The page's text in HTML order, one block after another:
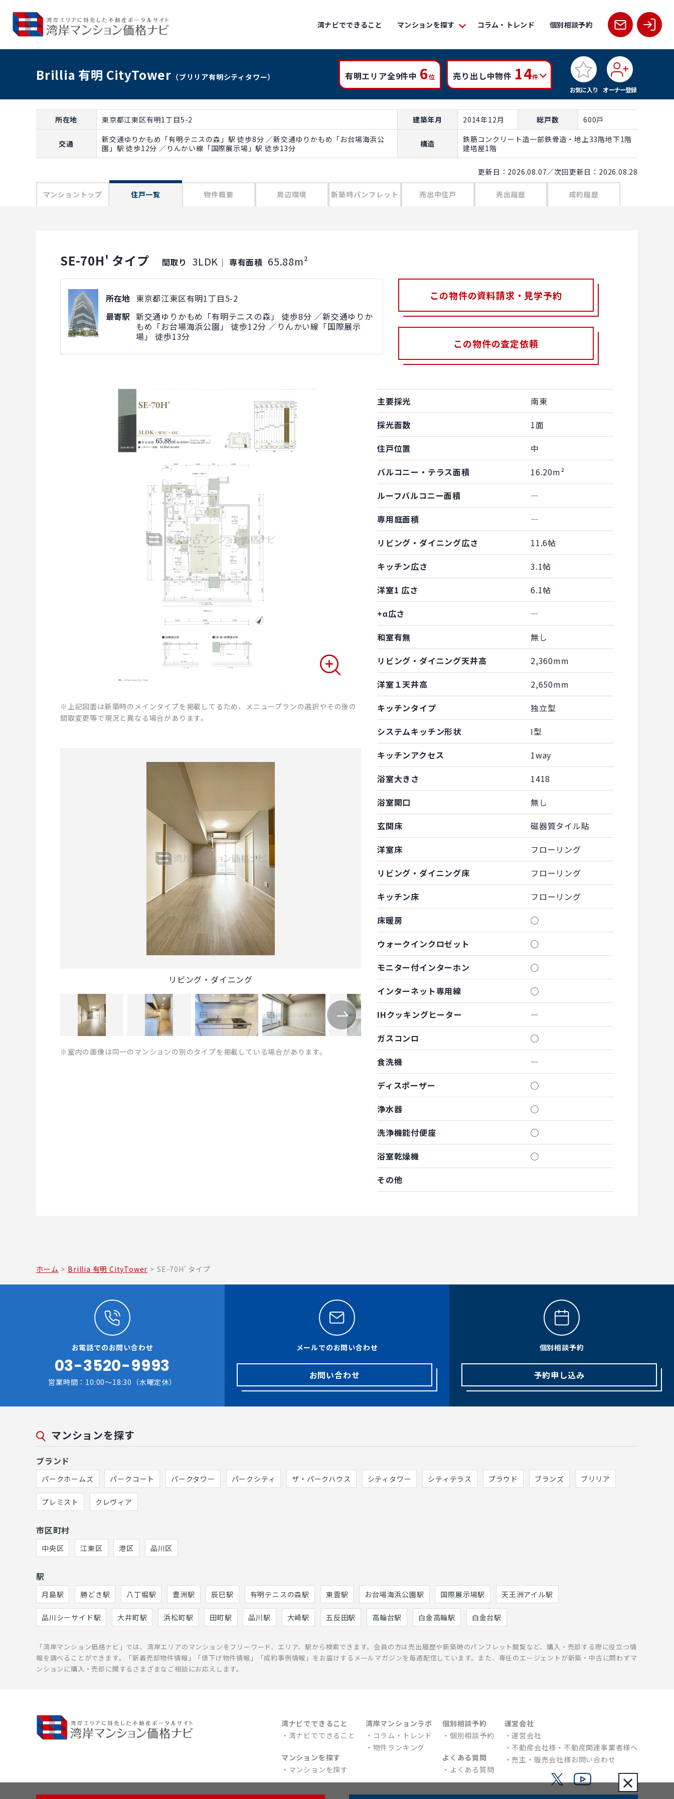
湾ナビでできること マンションを探す コラム・トレンド 個別相談予約
Brillia 有明 CityTower （ブリリア有明シティタワー） 有明エリア全9件中 6位 売り出し中物件 14件
お気に入り
オーナー登録
所在地 東京都江東区有明1丁目5-2 建築年月 2014年12月 総戸数 600戸
交通
新交通ゆりかもめ「有明テニスの森」駅 徒歩8分 ／新交通ゆりかもめ「お台場海浜公
園」駅 徒歩12分 ／りんかい線「国際展示場」駅 徒歩13分
構造
鉄筋コンクリート造一部鉄骨造・地上33階地下1階
建塔屋1階
更新日：2026.08.07／次回更新日：2026.08.28
マンショントップ 住戸一覧 物件概要 周辺環境 新築時パンフレット 売出中住戸 売出履歴 成約履歴
×
SE-70H' タイプ 間取り 3LDK ｜ 専有面積 65.88m²
所在地 東京都江東区有明1丁目5-2
最寄駅 新交通ゆりかもめ「有明テニスの森」 徒歩8分 ／新交通ゆりか
もめ「お台場海浜公園」 徒歩12分 ／りんかい線「国際展示
場」 徒歩13分
この物件の資料請求・見学予約
この物件の査定依頼
※上記図面は新築時のメインタイプを掲載してるため、メニュープランの選択やその後の
間取変更等で現況と異なる場合があります。
リビング・ダイニング
※室内の画像は同一のマンションの別のタイプを掲載している場合があります。
主要採光
南東
採光面数
1面
住戸位置
中
バルコニー・テラス面積
16.20m²
ルーフバルコニー面積
―
専用庭面積
―
リビング・ダイニング広さ
11.6帖
キッチン広さ
3.1帖
洋室1 広さ
6.1帖
+α広さ
―
和室有無
無し
リビング・ダイニング天井高
2,360mm
洋室１天井高
2,650mm
キッチンタイプ
独立型
システムキッチン形状
I型
キッチンアクセス
1way
浴室大きさ
1418
浴室開口
無し
玄関床
磁器質タイル貼
洋室床
フローリング
リビング・ダイニング床
フローリング
キッチン床
フローリング
床暖房
◯
ウォークインクロゼット
◯
モニター付インターホン
◯
インターネット専用線
◯
IHクッキングヒーター
―
ガスコンロ
◯
食洗機
―
ディスポーザー
◯
浄水器
◯
洗浄機能付便座
◯
浴室乾燥機
◯
その他
ホーム > Brillia 有明 CityTower > SE-70H' タイプ
お電話でのお問い合わせ
03-3520-9993
営業時間：10:00～18:30（水曜定休）
メールでのお問い合わせ
お問い合わせ
個別相談予約
予約申し込み
マンションを探す
ブランド
パークホームズ パークコート パークタワー パークシティ ザ・パークハウス シティタワー シティテラス プラウド ブランズ ブリリア
プレミスト クレヴィア
市区町村
中央区 江東区 港区 品川区
駅
月島駅 勝どき駅 八丁堀駅 豊洲駅 辰巳駅 有明テニスの森駅 東雲駅 お台場海浜公園駅 国際展示場駅 天王洲アイル駅
品川シーサイド駅 大井町駅 浜松町駅 田町駅 品川駅 大崎駅 五反田駅 高輪台駅 白金高輪駅 白金台駅
「湾岸マンション価格ナビ」では、湾岸エリアのマンションをフリーワード、エリア、駅から検索できます。会員の方は売出履歴や新築時のパンフレット閲覧など、購入・売却する際に役立つ情
報を調べることができます。「新着売却物件情報」「値下げ物件情報」「成約事例情報」をお届けするメールマガジンを毎週配信しています。また、専任のエージェントが新築・中古に問わずマ
ンションに購入・売却に関するさまざまなご相談にお応えします。
湾ナビでできること
湾ナビでできること
マンションを探す
マンションを探す
湾岸マンションラボ
コラム・トレンド
物件ランキング
個別相談予約
個別相談予約
よくある質問
よくある質問
運営会社
運営会社
不動産会社様・不動産関連事業者様へ
売主・販売会社様お問い合わせ